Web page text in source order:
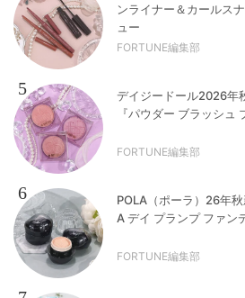
ンライナー＆カールス
ュー
FORTUNE編集部
5
デイジードール2026年
『パウダー ブラッシュ
FORTUNE編集部
6
POLA（ポーラ）26年
A デイ プランプ ファン
FORTUNE編集部